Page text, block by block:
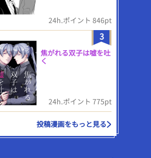
24h.ポイント 846pt
3
焦がれる双子は嘘を吐
く
24h.ポイント 775pt
投稿漫画をもっと見る